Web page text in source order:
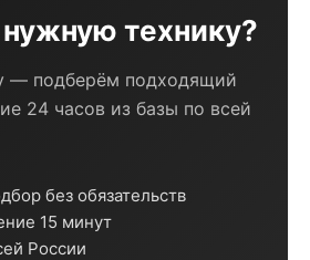
технику?
— подберём подходящий
24 часов из базы по всей
без обязательств
15 минут
России